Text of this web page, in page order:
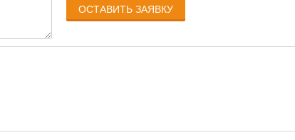
ОСТАВИТЬ ЗАЯВКУ